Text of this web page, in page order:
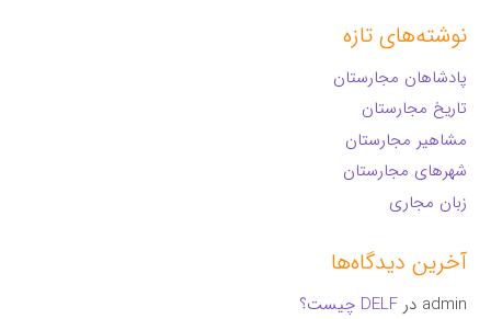
نوشته‌های تازه
پادشاهان مجارستان
تاریخ مجارستان
مشاهیر مجارستان
شهرهای مجارستان
زبان مجاری
آخرین دیدگاه‌ها
admin درDELF چیست؟